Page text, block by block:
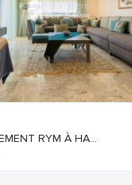
RYM À HA...